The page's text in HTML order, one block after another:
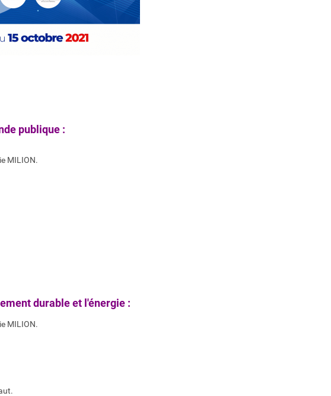
publique :
MILION.
durable et l'énergie :
MILION.